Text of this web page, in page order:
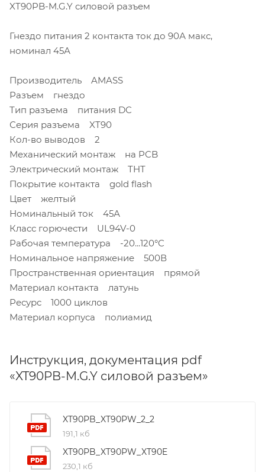
XT90PB-M.G.Y силовой разъем
Гнездо питания 2 контакта ток до 90А макс,
номинал 45А
Производитель AMASS
Разъем гнездо
Тип разъема питания DC
Серия разъема XT90
Кол-во выводов 2
Механический монтаж на PCB
Электрический монтаж THT
Покрытие контакта gold flash
Цвет желтый
Номинальный ток 45А
Класс горючести UL94V-0
Рабочая температура -20...120°C
Номинальное напряжение 500В
Пространственная ориентация прямой
Материал контакта латунь
Ресурс 1000 циклов
Материал корпуса полиамид
Инструкция, документация pdf
«XT90PB-M.G.Y силовой разъем»
XT90PB_XT90PW_2_2
191,1 кб
XT90PB_XT90PW_XT90E
230,1 кб